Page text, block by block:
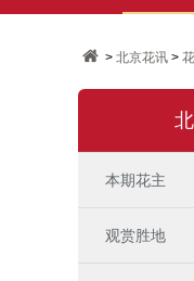
>北京花讯 >
本期花主
观赏胜地